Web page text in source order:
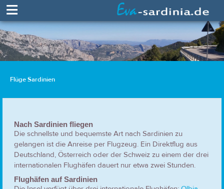
≡
Flüge Sardinien
Nach Sardinien fliegen
Die schnellste und bequemste Art nach Sardinien zu
gelangen ist die Anreise per Flugzeug. Ein Direktflug aus
Deutschland, Österreich oder der Schweiz zu einem der drei
internationalen Flughäfen dauert nur etwa zwei Stunden.
Flughäfen auf Sardinien